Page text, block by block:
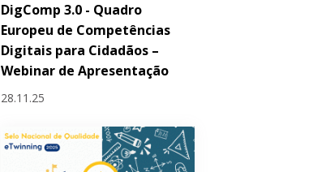
DigComp 3.0 - Quadro
Europeu de Competências
Digitais para Cidadãos –
Webinar de Apresentação
28.11.25